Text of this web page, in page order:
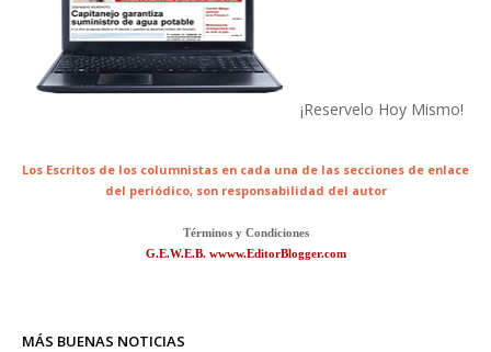
¡Reservelo Hoy Mismo!
Los Escritos de los columnistas en cada una de las secciones de enlace
del periódico, son responsabilidad del autor
Términos y Condiciones
G.E.W.E.B. wwww.EditorBlogger.com
MÁS BUENAS NOTICIAS